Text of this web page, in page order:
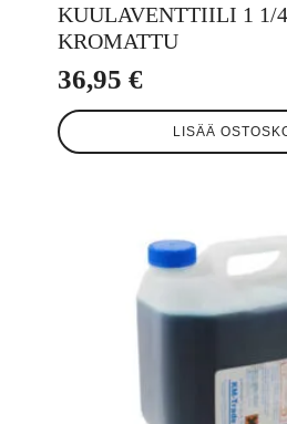
KUULAVENTTIILI 1 1/
KROMATTU
36,95 €
LISÄÄ